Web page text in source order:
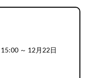
～ 12月22日